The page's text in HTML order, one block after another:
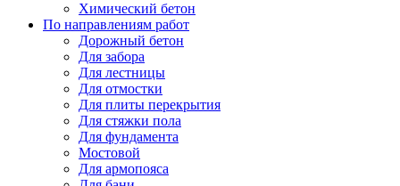
Химический бетон
По направлениям работ
Дорожный бетон
Для забора
Для лестницы
Для отмостки
Для плиты перекрытия
Для стяжки пола
Для фундамента
Мостовой
Для армопояса